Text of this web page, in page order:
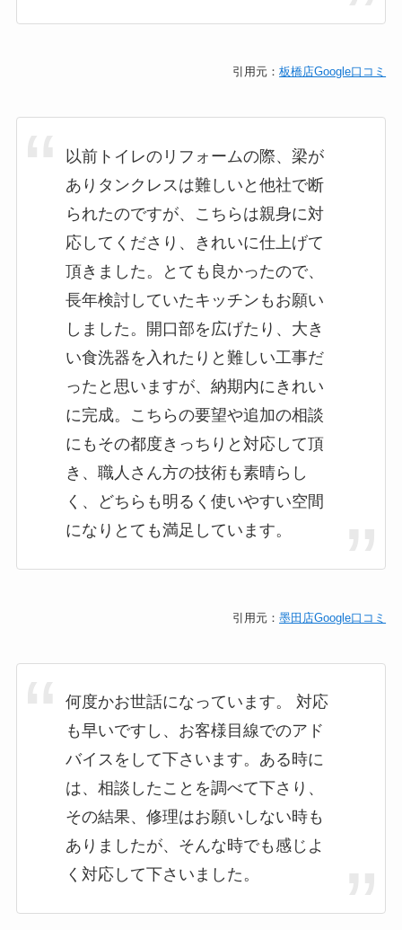
引用元：板橋店Google口コミ
以前トイレのリフォームの際、梁が
ありタンクレスは難しいと他社で断
られたのですが、こちらは親身に対
応してくださり、きれいに仕上げて
頂きました。とても良かったので、
長年検討していたキッチンもお願い
しました。開口部を広げたり、大き
い食洗器を入れたりと難しい工事だ
ったと思いますが、納期内にきれい
に完成。こちらの要望や追加の相談
にもその都度きっちりと対応して頂
き、職人さん方の技術も素晴らし
く、どちらも明るく使いやすい空間
になりとても満足しています。
引用元：墨田店Google口コミ
何度かお世話になっています。 対応
も早いですし、お客様目線でのアド
バイスをして下さいます。ある時に
は、相談したことを調べて下さり、
その結果、修理はお願いしない時も
ありましたが、そんな時でも感じよ
く対応して下さいました。